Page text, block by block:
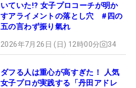
いていた!? 女子プロコーチが明か
すアライメントの落とし穴 #四の
五の言わず振り氣れ
2026年7月26日 (日) 12時00分 34
ダフる人は重心が高すぎた！ 人気
女子プロが実践する「丹田アドレ